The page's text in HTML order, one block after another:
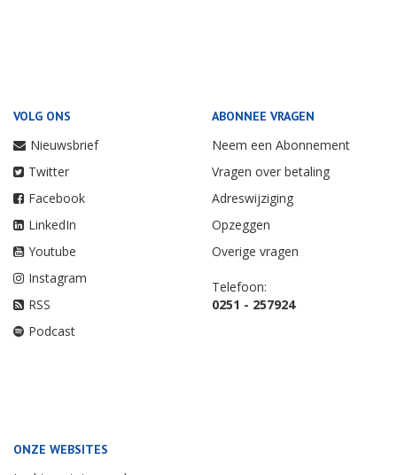
VOLG ONS
Nieuwsbrief
Twitter
Facebook
LinkedIn
Youtube
Instagram
RSS
Podcast
ABONNEE VRAGEN
Neem een Abonnement
Vragen over betaling
Adreswijziging
Opzeggen
Overige vragen
Telefoon:
0251 - 257924
ONZE WEBSITES